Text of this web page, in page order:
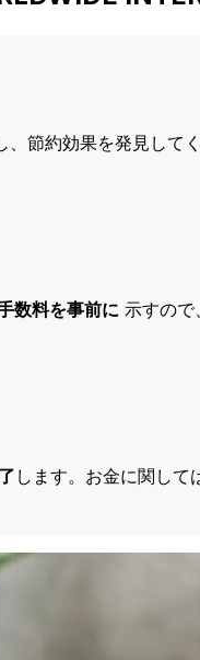
、節約効果を発見して
数料を事前に 示すので
します。お金に関して